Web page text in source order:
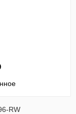
RW